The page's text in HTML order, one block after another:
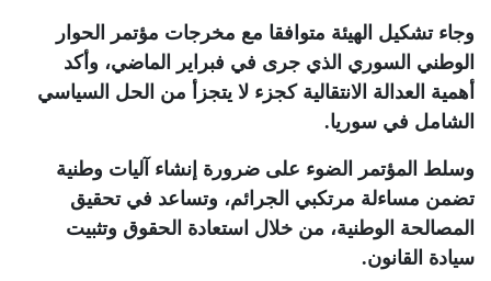
وجاء تشكيل الهيئة متوافقا مع مخرجات مؤتمر الحوار
الوطني السوري الذي جرى في فبراير الماضي، وأكد
أهمية العدالة الانتقالية كجزء لا يتجزأ من الحل السياسي
الشامل في سوريا.
وسلط المؤتمر الضوء على ضرورة إنشاء آليات وطنية
تضمن مساءلة مرتكبي الجرائم، وتساعد في تحقيق
المصالحة الوطنية، من خلال استعادة الحقوق وتثبيت
سيادة القانون.